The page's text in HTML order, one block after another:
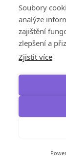
VPN
Avast
AVG
F-
Soubory
analýze
zajištění
zlepšení a
Zjistit více